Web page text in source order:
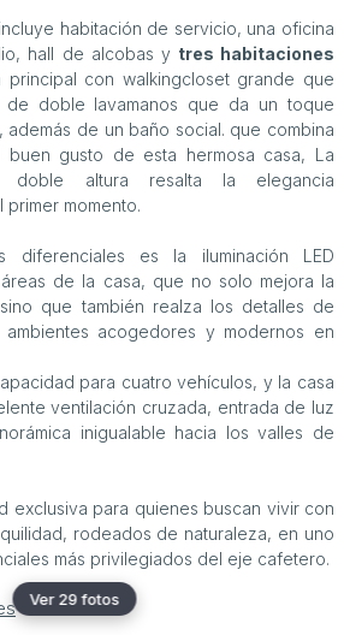
Ver 29 fotos
habitación de servicio, una oficina
hall de alcobas y tres habitaciones
con walkingcloset grande que
doble lavamanos que da un toque
además de un baño social. que combina
gusto de esta hermosa casa, La
doble altura resalta la elegancia
momento.
diferenciales es la iluminación LED
de la casa, que no solo mejora la
que también realza los detalles de
acogedores y modernos en
para cuatro vehículos, y la casa
ventilación cruzada, entrada de luz
inigualable hacia los valles de
exclusiva para quienes buscan vivir con
rodeados de naturaleza, en uno
más privilegiados del eje cafetero.